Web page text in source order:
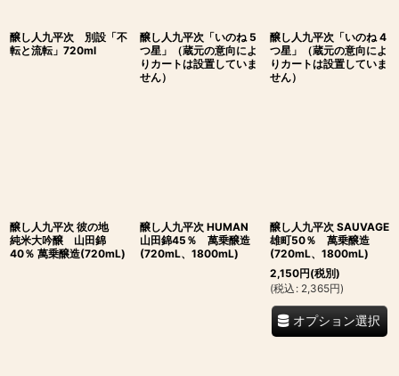
醸し人九平次 別設「不
転と流転」720ml
醸し人九平次「いのね 5
つ星」（蔵元の意向によ
りカートは設置していま
せん）
醸し人九平次「いのね 4
つ星」（蔵元の意向によ
りカートは設置していま
せん）
醸し人九平次 彼の地
純米大吟醸 山田錦
40％ 萬乗醸造(720mL)
醸し人九平次 HUMAN
山田錦45％ 萬乗醸造
(720mL、1800mL)
醸し人九平次 SAUVAGE
雄町50％ 萬乗醸造
(720mL、1800mL)
2,150円(税別)
(税込 : 2,365円)
オプション選択